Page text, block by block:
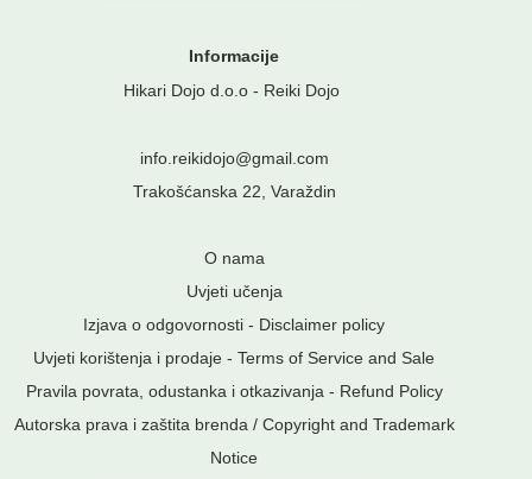
Informacije
Hikari Dojo d.o.o - Reiki Dojo
info.reikidojo@gmail.com
Trakošćanska 22, Varaždin
O nama
Uvjeti učenja
Izjava o odgovornosti - Disclaimer policy
Uvjeti korištenja i prodaje - Terms of Service and Sale
Pravila povrata, odustanka i otkazivanja - Refund Policy
Autorska prava i zaštita brenda / Copyright and Trademark
Notice